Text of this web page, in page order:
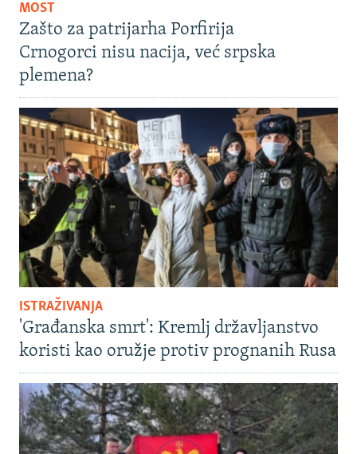
MOST
Zašto za patrijarha Porfirija
Crnogorci nisu nacija, već srpska
plemena?
ISTRAŽIVANJA
'Građanska smrt': Kremlj državljanstvo
koristi kao oružje protiv prognanih Rusa